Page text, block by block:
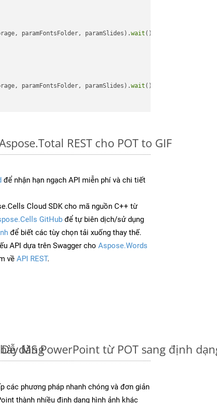
paramFontsFolder, paramSlides).wait ();
paramFontsFolder, paramSlides).wait ();
REST cho POT to GIF
để nhận hạn ngạch API miễn phí và chi tiết
Cloud SDK cho mã nguồn C++ từ
GitHub để tự biên dịch/sử dụng
để biết các tùy chọn tải xuống thay thế.
API dựa trên Swagger cho Aspose.Words
về API REST.
dàng
MS PowerPoint từ POT sang định
các phương pháp nhanh chóng và đơn giản
thành nhiều định dạng hình ảnh khác